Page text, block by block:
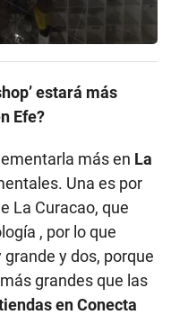
estará más
Efe?
más en La
Una es por
La Curacao, que
, por lo que
y dos, porque
grandes que las
en Conecta